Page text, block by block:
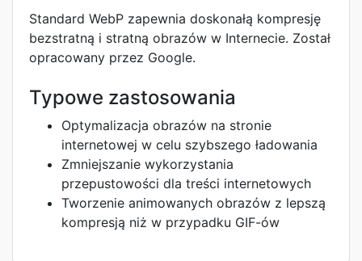
Standard WebP zapewnia doskonałą kompresję
bezstratną i stratną obrazów w Internecie. Został
opracowany przez Google.
Typowe zastosowania
Optymalizacja obrazów na stronie
internetowej w celu szybszego ładowania
Zmniejszanie wykorzystania
przepustowości dla treści internetowych
Tworzenie animowanych obrazów z lepszą
kompresją niż w przypadku GIF-ów